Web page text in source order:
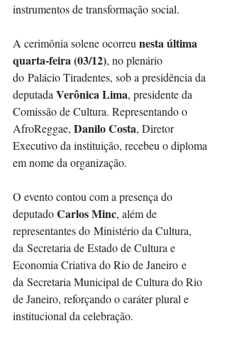
instrumentos de transformação social.
A cerimônia solene ocorreu nesta última
quarta-feira (03/12), no plenário
do Palácio Tiradentes, sob a presidência da
deputada Verônica Lima, presidente da
Comissão de Cultura. Representando o
AfroReggae, Danilo Costa, Diretor
Executivo da instituição, recebeu o diploma
em nome da organização.
O evento contou com a presença do
deputado Carlos Minc, além de
representantes do Ministério da Cultura,
da Secretaria de Estado de Cultura e
Economia Criativa do Rio de Janeiro e
da Secretaria Municipal de Cultura do Rio
de Janeiro, reforçando o caráter plural e
institucional da celebração.